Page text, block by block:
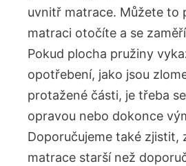
⁤uvnitř matrace. Můžete to
matraci​ otočíte​ a se
Pokud ‍plocha pružiny
opotřebení, jako‍ jsou
protažené⁣ části, je třeba⁤
opravou nebo dokonce
Doporučujeme také zjistit,
matrace starší než⁤